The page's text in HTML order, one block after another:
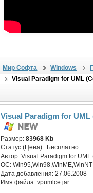
Мир Софта Windows
Visual Paradigm for UML
Visual Paradigm for
Размер:83968 Kb
Статус (Цена) : Бесплатно
Автор:Visual Paradigm for
ОС:
Дата добавления:27.06.2008
Имя файла:vpumlce.jar